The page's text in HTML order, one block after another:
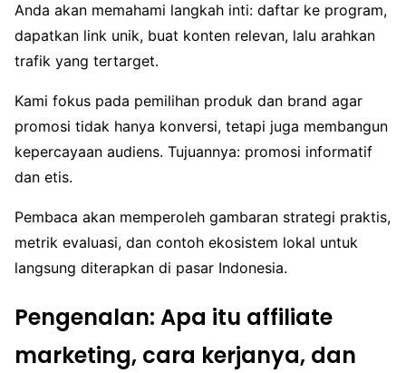
Anda akan memahami langkah inti: daftar ke program,
dapatkan link unik, buat konten relevan, lalu arahkan
trafik yang tertarget.
Kami fokus pada pemilihan produk dan brand agar
promosi tidak hanya konversi, tetapi juga membangun
kepercayaan audiens. Tujuannya: promosi informatif
dan etis.
Pembaca akan memperoleh gambaran strategi praktis,
metrik evaluasi, dan contoh ekosistem lokal untuk
langsung diterapkan di pasar Indonesia.
Pengenalan: Apa itu affiliate
marketing, cara kerjanya, dan